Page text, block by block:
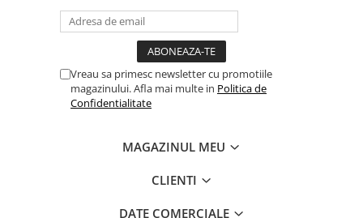
Vreau sa primesc newsletter cu promotiile
magazinului. Afla mai multe in Politica de
Confidentialitate
MAGAZINUL MEU
CLIENTI
DATE COMERCIALE